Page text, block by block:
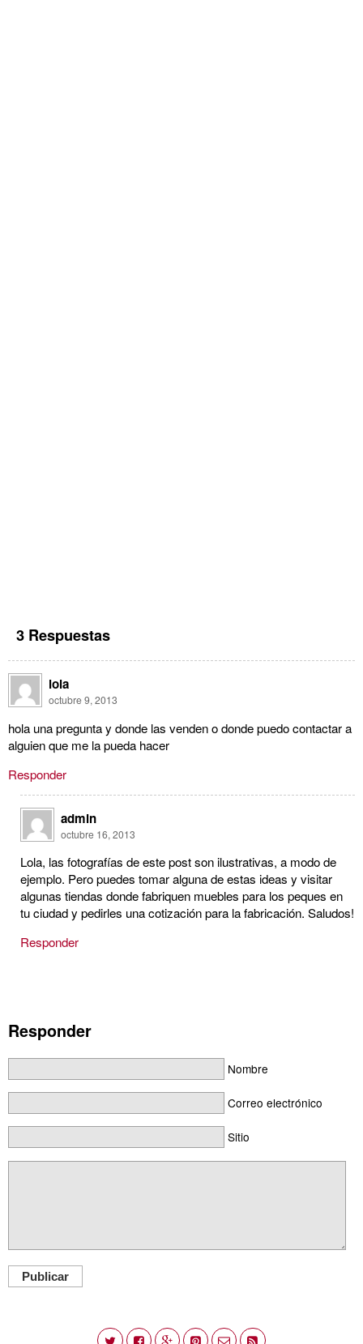
3 Respuestas
lola
octubre 9, 2013
hola una pregunta y donde las venden o donde puedo contactar a
alguien que me la pueda hacer
Responder
admin
octubre 16, 2013
Lola, las fotografías de este post son ilustrativas, a modo de
ejemplo. Pero puedes tomar alguna de estas ideas y visitar
algunas tiendas donde fabriquen muebles para los peques en
tu ciudad y pedirles una cotización para la fabricación. Saludos!
Responder
Responder
Nombre
Correo electrónico
Sitio
Publicar